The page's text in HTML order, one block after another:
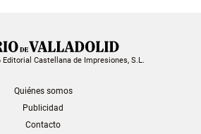
Castellana de Impresiones, S.L.
Quiénes somos
Publicidad
Contacto